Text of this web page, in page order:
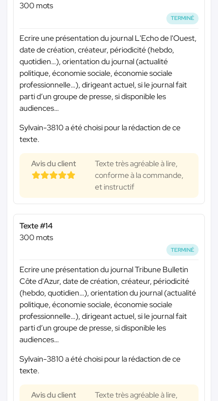
300 mots
TERMINÉ
Ecrire une présentation du journal L'Echo de l'Ouest,
date de création, créateur, périodicité (hebdo,
quotidien…), orientation du journal (actualité
politique, économie sociale, économie sociale
professionnelle…), dirigeant actuel, si le journal fait
parti d’un groupe de presse, si disponible les
audiences…
Sylvain-3810 a été choisi pour la rédaction de ce
texte.
Avis du client
Texte très agréable à lire,
conforme à la commande,
et instructif
Texte #14
300 mots
TERMINÉ
Ecrire une présentation du journal Tribune Bulletin
Côte d'Azur, date de création, créateur, périodicité
(hebdo, quotidien…), orientation du journal (actualité
politique, économie sociale, économie sociale
professionnelle…), dirigeant actuel, si le journal fait
parti d’un groupe de presse, si disponible les
audiences…
Sylvain-3810 a été choisi pour la rédaction de ce
texte.
Avis du client
Texte très agréable à lire,